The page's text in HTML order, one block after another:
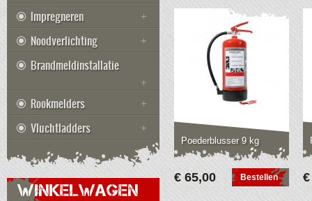
Poederblusser 9 kg
€ 65,00 Bestellen
Impregneren
Noodverlichting
Brandmeldinstallatie
Rookmelders
Vluchtladders
WINKELWAGEN